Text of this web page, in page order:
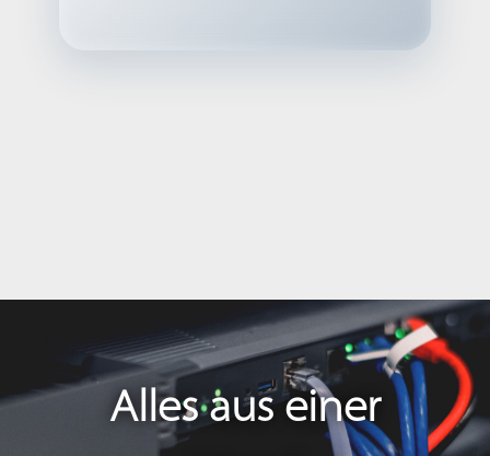
Alles aus einer